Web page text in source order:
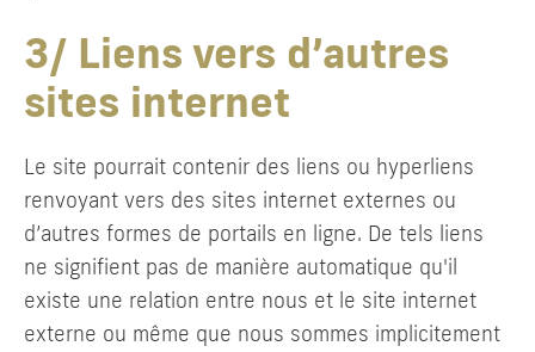
3/ Liens vers d’autres
sites internet
Le site pourrait contenir des liens ou hyperliens
renvoyant vers des sites internet externes ou
d’autres formes de portails en ligne. De tels liens
ne signifient pas de manière automatique qu'il
existe une relation entre nous et le site internet
externe ou même que nous sommes implicitement